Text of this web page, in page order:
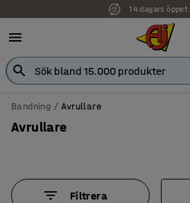
14 dagars öppet
Bandning Avrullare
Avrullare
Filtrera